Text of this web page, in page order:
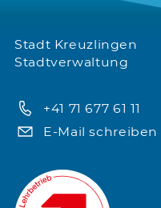
Stadt Kreuzlingen
Stadtverwaltung
+41 71 677 61 11
E-Mail schreiben